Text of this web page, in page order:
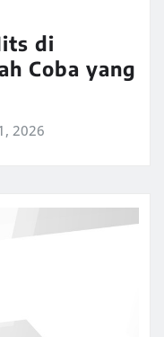
di
Coba yang
2026